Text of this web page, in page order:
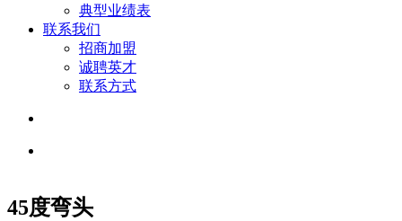
典型业绩表
联系我们
招商加盟
诚聘英才
联系方式
45度弯头